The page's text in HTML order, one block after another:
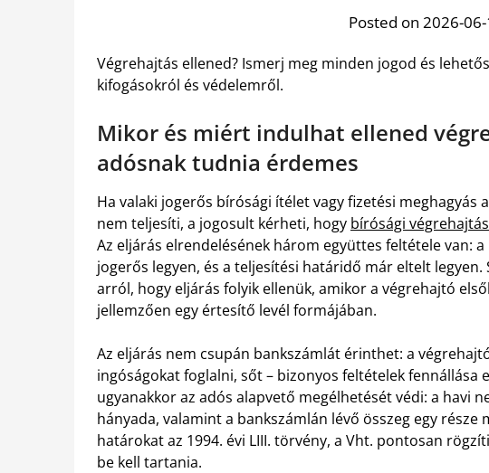
Posted on 2026-
Végrehajtás ellened? Ismerj meg minden jogod és
kifogásokról és védelemről.
Mikor és miért indulhat ellened
adósnak tudnia érdemes
Ha valaki jogerős bírósági ítélet vagy fizetési
nem teljesíti, a jogosult kérheti, hogy bírósági
Az eljárás elrendelésének három együttes feltétele van:
jogerős legyen, és a teljesítési határidő már eltelt
arról, hogy eljárás folyik ellenük, amikor a végrehajtó
jellemzően egy értesítő levél formájában.
Az eljárás nem csupán bankszámlát érinthet: a
ingóságokat foglalni, sőt – bizonyos feltételek fennállása
ugyanakkor az adós alapvető megélhetését védi: a havi
hányada, valamint a bankszámlán lévő összeg egy része
határokat az 1994. évi LIII. törvény, a Vht. pontosan
be kell tartania.